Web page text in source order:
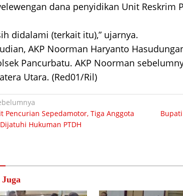
dana penyidikan Unit Reskrim
didalami (terkait itu),” ujarnya.
AKP Noorman Haryanto
Pancurbatu. AKP Noorman
Utara. (Red01/Ril)
Pencurian Sepedamotor, Tiga Anggota
Hukuman PTDH
Juga